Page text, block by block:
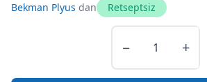
Bekman Plyus dan Retseptsiz
− +